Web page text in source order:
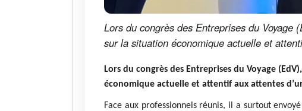
Lors du congrès des Entreprises du
sur la situation économique actuelle et
Lors du congrès des Entreprises du Voyage
économique actuelle et attentif aux attentes
Face aux professionnels réunis, il a surtout